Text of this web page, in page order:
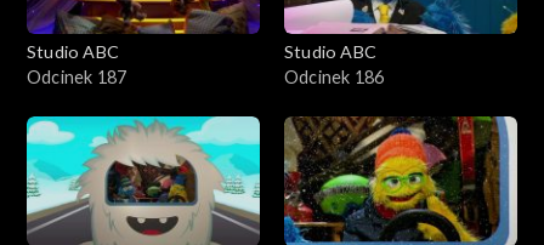
Studio ABC
Odcinek 187
Studio ABC
Odcinek 186